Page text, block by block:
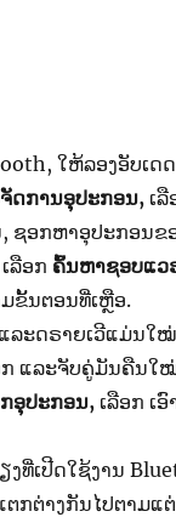
ໃຫ້ລອງອັບເດ
ດການ​ອຸປະກອນ,ເລື
ຊອກຫາອຸປະກອນຂ
ລືອກ ຄົ້ນຫາຊອບແວ
ຂັ້ນຕອນທີ່ເຫຼືອ.
ລະດຣາຍເວີແມ່ນໃ
ແລະຈັບຄູ່ມັນຄືນໃ
ກອຸປະກອນ,ເລືອກ ເ
ທີ່ເປີດໃຊ້ງານ
ກຕ່າງກັນໄປຕາມ